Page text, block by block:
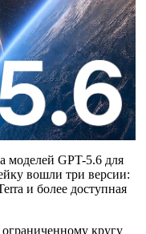
моделей GPT-5.6 для
вошли три версии:
и более доступная
кругу